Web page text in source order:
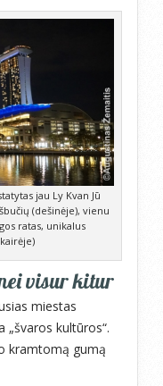
jau Ly Kvan Jū
(dešinėje), vienu
ratas, unikalus
visur kitur
miestas
kultūros“.
kramtomą gumą